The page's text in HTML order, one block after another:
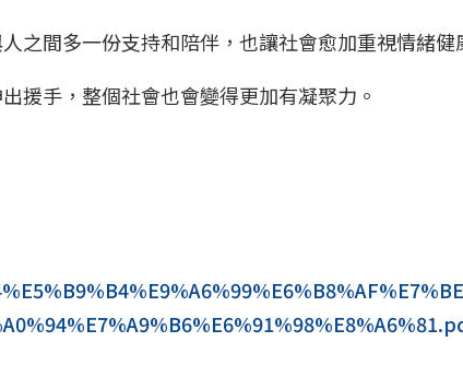
之間多一份支持和陪伴，也讓社會愈加重視情緒健
援手，整個社會也會變得更加有凝聚力。